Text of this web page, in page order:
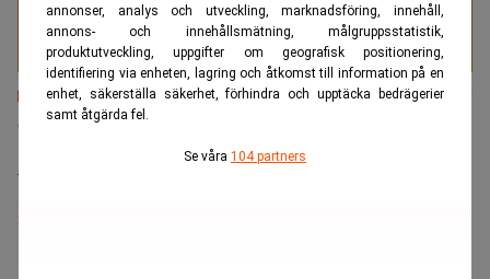
annonser, analys och utveckling, marknadsföring, innehåll,
annons- och innehållsmätning, målgruppsstatistik,
produktutveckling, uppgifter om geografisk positionering,
identifiering via enheten, lagring och åtkomst till information på en
enhet, säkerställa säkerhet, förhindra och upptäcka bedrägerier
samt åtgärda fel.
Se våra 104 partners
Läs mer
Senaste lediga jobben
Bolagsjurist till Eltel AB
Sista ansökningsdag: